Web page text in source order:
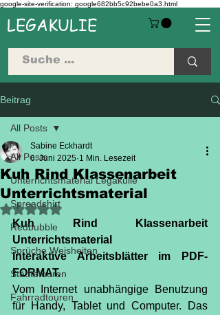
google-site-verification: google682bb5c92bebe0a3.html
LEGAKULIE
Beitrag
All Posts
Unterrichtsmaterial Legakulie
Spreadshirt
Redbubble
Sprüche Weisheiten
Städtetouren
Fahrradtouren
All Posts
Kuh Rind Klassenarbeit
Unterrichtsmaterial
Sabine Eckhardt
6. Juni 2025 1 Min. Lesezeit
Mit NaN von 5 Sternen bewertet.
Kuh Rind Klassenarbeit
Unterrichtsmaterial
Interaktive Arbeitsblätter im PDF-
FORMAT.
Vom Internet unabhängige Benutzung
für Handy, Tablet und Computer. Das